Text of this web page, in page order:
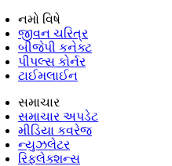
નમો વિષે
જીવન ચરિત્ર
બીજેપી કનેક્ટ
પીપલ્સ કોર્નર
ટાઈમલાઈન
સમાચાર
સમાચાર અપડેટ
મીડિયા કવરેજ
ન્યુઝલેટર
રિફ્લેક્શન્સ